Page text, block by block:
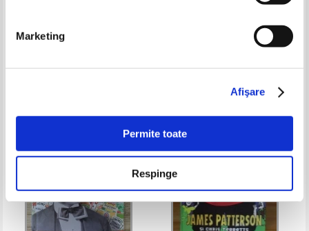
Marketing
Afişare
Permite toate
Respinge
Minipony. Un ponei zburator
Adaugă în coș
Ann Turner - Through moon and
stars and night skies
Adaugă în coș